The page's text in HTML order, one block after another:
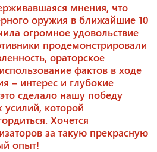
мнения, что
оружия в ближайшие 10
огромное удовольствие
продемонстрировали
ораторское
фактов в ходе
– интерес и глубокие
сделало нашу победу
усилий, которой
Хочется
за такую прекрасную
опыт!